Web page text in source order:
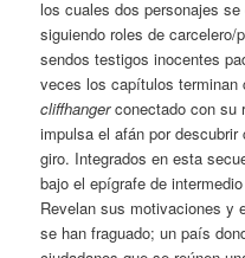
los cuales dos personajes
siguiendo roles de
sendos testigos inocentes
veces los capítulos terminan
cliffhangerconectado con su
impulsa el afán por
giro. Integrados en esta
bajo el epígrafe de
Revelan sus motivaciones y
se han fraguado; un país